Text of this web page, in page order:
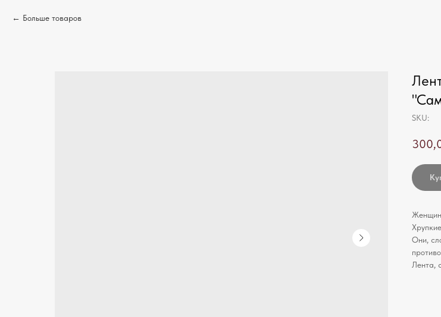
Больше товаров
SKU:
Они,
Лента,